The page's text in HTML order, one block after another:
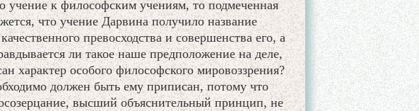
к философским учениям, то подмеченная
что учение Дарвина получило название
превосходства и совершенства его, а
ли такое наше предположение на деле,
характер особого философского мировоззрения?
должен быть ему приписан, потому что
высший объяснительный принцип, не